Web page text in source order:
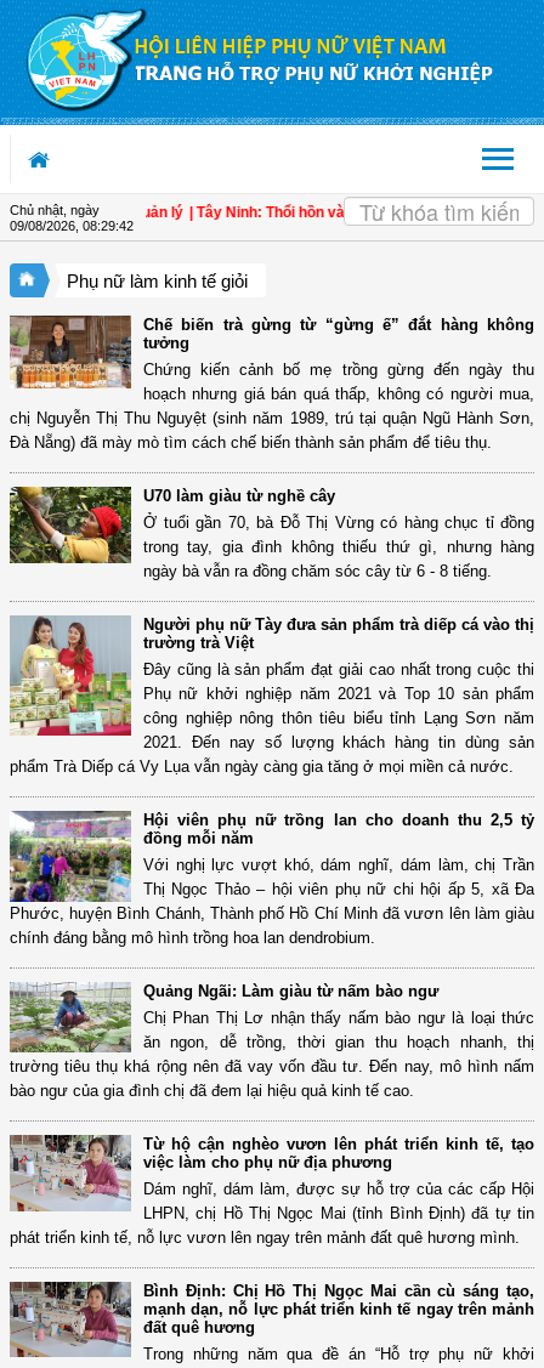
Truy cập nội dung luôn
Chủ nhật, ngày
09/08/2026 08:29:44
gia quản lý | Tây Ninh: Thổi hồn vào nón lá, tạo sinh kế cho phụ nữ nông
Phụ nữ làm kinh tế giỏi
Chế biến trà gừng từ “gừng ế” đắt hàng không
tưởng
Chứng kiến cảnh bố mẹ trồng gừng đến ngày thu
hoạch nhưng giá bán quá thấp, không có người mua,
chị Nguyễn Thị Thu Nguyệt (sinh năm 1989, trú tại quận Ngũ Hành Sơn,
Đà Nẵng) đã mày mò tìm cách chế biến thành sản phẩm để tiêu thụ.
U70 làm giàu từ nghề cây
Ở tuổi gần 70, bà Đỗ Thị Vừng có hàng chục tỉ đồng
trong tay, gia đình không thiếu thứ gì, nhưng hàng
ngày bà vẫn ra đồng chăm sóc cây từ 6 - 8 tiếng.
Người phụ nữ Tày đưa sản phẩm trà diếp cá vào thị
trường trà Việt
Đây cũng là sản phẩm đạt giải cao nhất trong cuộc thi
Phụ nữ khởi nghiệp năm 2021 và Top 10 sản phẩm
công nghiệp nông thôn tiêu biểu tỉnh Lạng Sơn năm
2021. Đến nay số lượng khách hàng tin dùng sản
phẩm Trà Diếp cá Vy Lụa vẫn ngày càng gia tăng ở mọi miền cả nước.
Hội viên phụ nữ trồng lan cho doanh thu 2,5 tỷ
đồng mỗi năm
Với nghị lực vượt khó, dám nghĩ, dám làm, chị Trần
Thị Ngọc Thảo – hội viên phụ nữ chi hội ấp 5, xã Đa
Phước, huyện Bình Chánh, Thành phố Hồ Chí Minh đã vươn lên làm giàu
chính đáng bằng mô hình trồng hoa lan dendrobium.
Quảng Ngãi: Làm giàu từ nấm bào ngư
Chị Phan Thị Lơ nhận thấy nấm bào ngư là loại thức
ăn ngon, dễ trồng, thời gian thu hoạch nhanh, thị
trường tiêu thụ khá rộng nên đã vay vốn đầu tư. Đến nay, mô hình nấm
bào ngư của gia đình chị đã đem lại hiệu quả kinh tế cao.
Từ hộ cận nghèo vươn lên phát triển kinh tế, tạo
việc làm cho phụ nữ địa phương
Dám nghĩ, dám làm, được sự hỗ trợ của các cấp Hội
LHPN, chị Hồ Thị Ngọc Mai (tỉnh Bình Định) đã tự tin
phát triển kinh tế, nỗ lực vươn lên ngay trên mảnh đất quê hương mình.
Bình Định: Chị Hồ Thị Ngọc Mai cần cù sáng tạo,
mạnh dạn, nỗ lực phát triển kinh tế ngay trên mảnh
đất quê hương
Trong những năm qua đề án “Hỗ trợ phụ nữ khởi
OK